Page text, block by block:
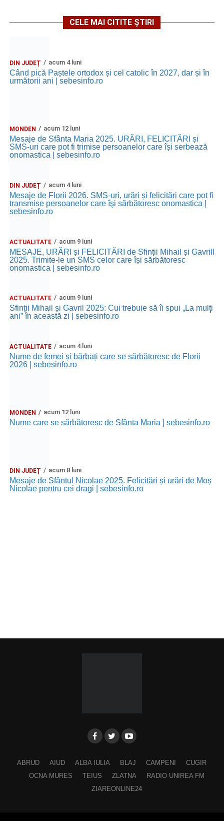
CELE MAI CITITE ȘTIRI
DIN JUDEȚ acum 4 luni
Când pică Paștele ortodox și cel catolic în 2027, dar și în
următorii ani | sebesinfo.ro
MONDEN acum 12 luni
Mesaje de Sfânta Maria 2025. URĂRI, FELICITĂRI și
SMS-uri care pot fi trimise persoanelor care își serbează
onomastica | sebesinfo.ro
DIN JUDEȚ acum 4 luni
Mesaje de Florii 2026. SMS-uri, urări și felicitări care pot fi
transmise persoanelor care îşi sărbătoresc onomastica |
sebesinfo.ro
ACTUALITATE acum 9 luni
MESAJE, URĂRI și FELICITĂRI de Sfinții Mihail și Gavrill
2025. Trimite-le un SMS celor care își sărbătoresc
onomastica | sebesinfo.ro
ACTUALITATE acum 9 luni
Sfinții Mihail și Gavril 2025: Cui trebuie să îi spui „La mulţi
ani” în această zi | sebesinfo.ro
ACTUALITATE acum 4 luni
Nume de femei și bărbați care se sărbătoresc de Florii
2026 | sebesinfo.ro
MONDEN acum 12 luni
Nume care se sărbătoresc de Sfânta Maria | sebesinfo.ro
DIN JUDEȚ acum 8 luni
Mesaje de Sfântul Nicolae 2025. Felicitări și urări de Moș
Nicolae pentru cei dragi | sebesinfo.ro
ABRUD AIUD ALBA IULIA BLAJ CAMPENI
CUGIR
OCNA MURES
TEIUS ZLATNA
RADIO UNIREA FM
ZIAREONLINE24